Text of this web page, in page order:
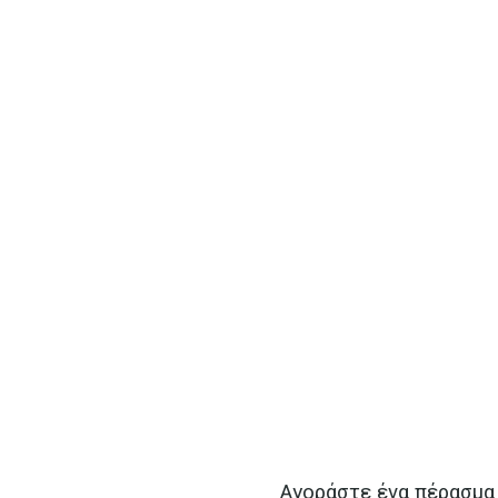
Αγοράστε ένα